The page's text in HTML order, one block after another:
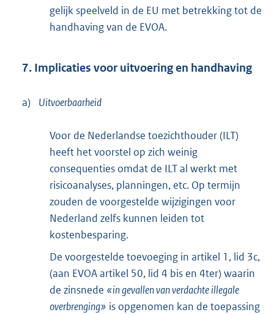
gelijk speelveld in de EU met betrekking tot de
handhaving van de EVOA.
7. Implicaties voor uitvoering en handhaving
a) Uitvoerbaarheid
Voor de Nederlandse toezichthouder (ILT)
heeft het voorstel op zich weinig
consequenties omdat de ILT al werkt met
risicoanalyses, planningen, etc. Op termijn
zouden de voorgestelde wijzigingen voor
Nederland zelfs kunnen leiden tot
kostenbesparing.
De voorgestelde toevoeging in artikel 1, lid 3c,
(aan EVOA artikel 50, lid 4 bis en 4ter) waarin
de zinsnede «in gevallen van verdachte illegale
overbrenging» is opgenomen kan de toepassing